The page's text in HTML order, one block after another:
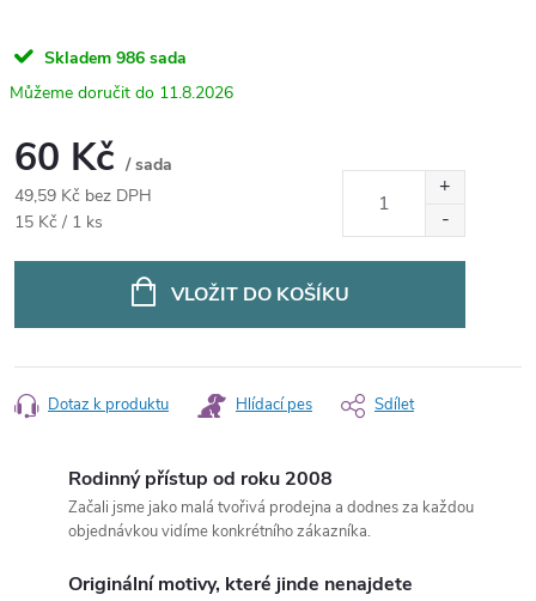
Skladem 986 sada
11.8.2026
60 Kč / sada
49,59 Kč bez DPH
Měrná
15 Kč / 1 ks
VLOŽIT DO KOŠÍKU
Dotaz k produktu Hlídací pes Sdílet
Rodinný přístup od roku 2008
Začali jsme jako malá tvořivá prodejna a dodnes za každou
objednávkou vidíme konkrétního zákazníka.
Originální motivy, které jinde nenajdete